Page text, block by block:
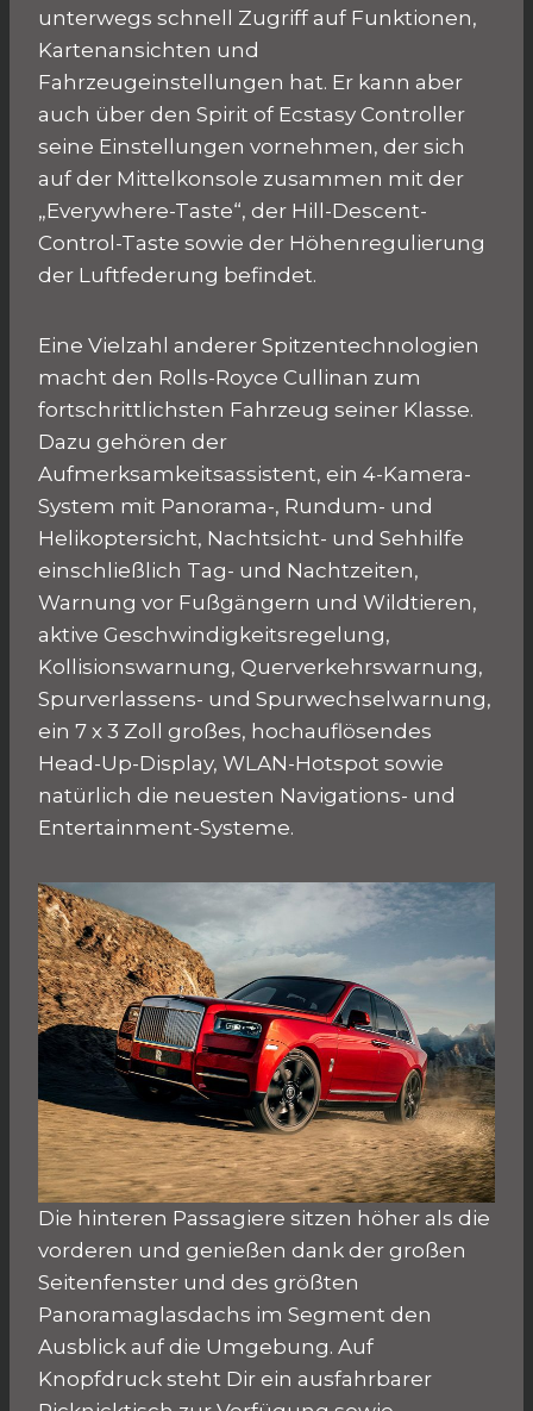
unterwegs schnell Zugriff auf Funktionen,
Kartenansichten und
Fahrzeugeinstellungen hat. Er kann aber
auch über den Spirit of Ecstasy Controller
seine Einstellungen vornehmen, der sich
auf der Mittelkonsole zusammen mit der
„Everywhere-Taste“, der Hill-Descent-
Control-Taste sowie der Höhenregulierung
der Luftfederung befindet.
Eine Vielzahl anderer Spitzentechnologien
macht den Rolls-Royce Cullinan zum
fortschrittlichsten Fahrzeug seiner Klasse.
Dazu gehören der
Aufmerksamkeitsassistent, ein 4-Kamera-
System mit Panorama-, Rundum- und
Helikoptersicht, Nachtsicht- und Sehhilfe
einschließlich Tag- und Nachtzeiten,
Warnung vor Fußgängern und Wildtieren,
aktive Geschwindigkeitsregelung,
Kollisionswarnung, Querverkehrswarnung,
Spurverlassens- und Spurwechselwarnung,
ein 7 x 3 Zoll großes, hochauflösendes
Head-Up-Display, WLAN-Hotspot sowie
natürlich die neuesten Navigations- und
Entertainment-Systeme.
Die hinteren Passagiere sitzen höher als die
vorderen und genießen dank der großen
Seitenfenster und des größten
Panoramaglasdachs im Segment den
Ausblick auf die Umgebung. Auf
Knopfdruck steht Dir ein ausfahrbarer